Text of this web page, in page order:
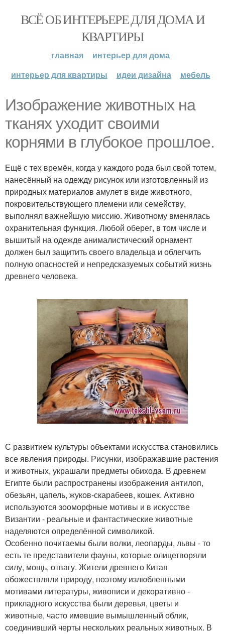
ВСЁ ОБ ИНТЕРЬЕРЕ ДЛЯ ДОМА И
КВАРТИРЫ
главная
интерьер для дома
интерьер для квартиры
идеи дизайна мебель
Изображение животных на
тканях уходит своими
корнями в глубокое прошлое.
Ещё с тех времён, когда у каждого рода был свой тотем,
нанесённый на одежду рисунок или изготовленный из
природных материалов амулет в виде животного,
покровительствующего племени или семейству,
выполнял важнейшую миссию. Животному вменялась
охранительная функция. Любой оберег, в том числе и
вышитый на одежде анималистический орнамент
должен был защитить своего владельца и облегчить
полную опасностей и непредсказуемых событий жизнь
древнего человека.
С развитием культуры объектами искусства становились
все явления природы. Рисунки, изображавшие растения
и животных, украшали предметы обихода. В древнем
Египте были распространены изображения антилоп,
обезьян, цапель, жуков-скарабеев, кошек. Активно
используются зооморфные мотивы и в искусстве
Византии - реальные и фантастические животные
наделяются определённой символикой.
Особенно почитаемы были волки, леопарды, львы - то
есть те представители фауны, которые олицетворяли
силу, мощь, отвагу. Жители древнего Китая
обожествляли природу, поэтому излюбленными
мотивами литературы, живописи и декоративно -
прикладного искусства были деревья, цветы и
животные, часто имевшие вымышленный облик,
соединивший черты нескольких реальных животных. В